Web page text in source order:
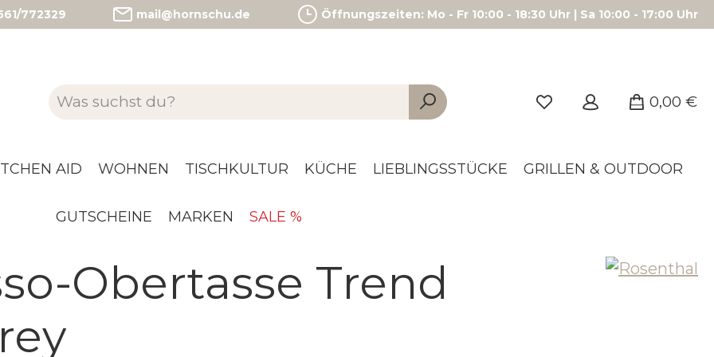
772329 mail@hornschu.de Öffnungszeiten: Mo - Fr 10:00 - 18:30 Uhr | Sa 10:00 - 17:00 Uhr
0,00 €
AID WOHNEN TISCHKULTUR KÜCHE LIEBLINGSSTÜCKE GRILLEN & OUTDOOR
GUTSCHEINE MARKEN SALE %
Obertasse Trend